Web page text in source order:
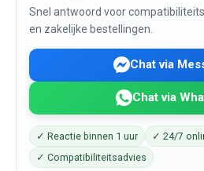
Snel antwoord voor
en zakelijke bestellingen.
Chat via
Chat via
✓ Reactie binnen 1 uur
✓ 24/7
✓ Compatibiliteitsadvies